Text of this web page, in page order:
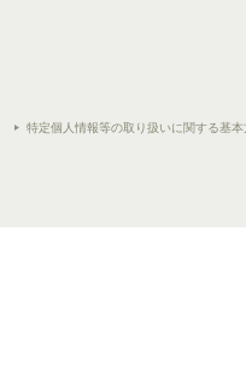
特定個人情報等の取り扱いに関する基本